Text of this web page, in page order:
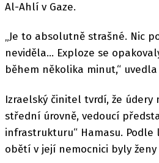
Al-Ahlí v Gaze.
„Je to absolutně strašné. Nic
neviděla… Exploze se
během několika minut,“
Izraelský činitel tvrdí, že údery
střední úrovně, vedoucí
infrastrukturu“ Hamasu.
obětí v její nemocnici byly ženy